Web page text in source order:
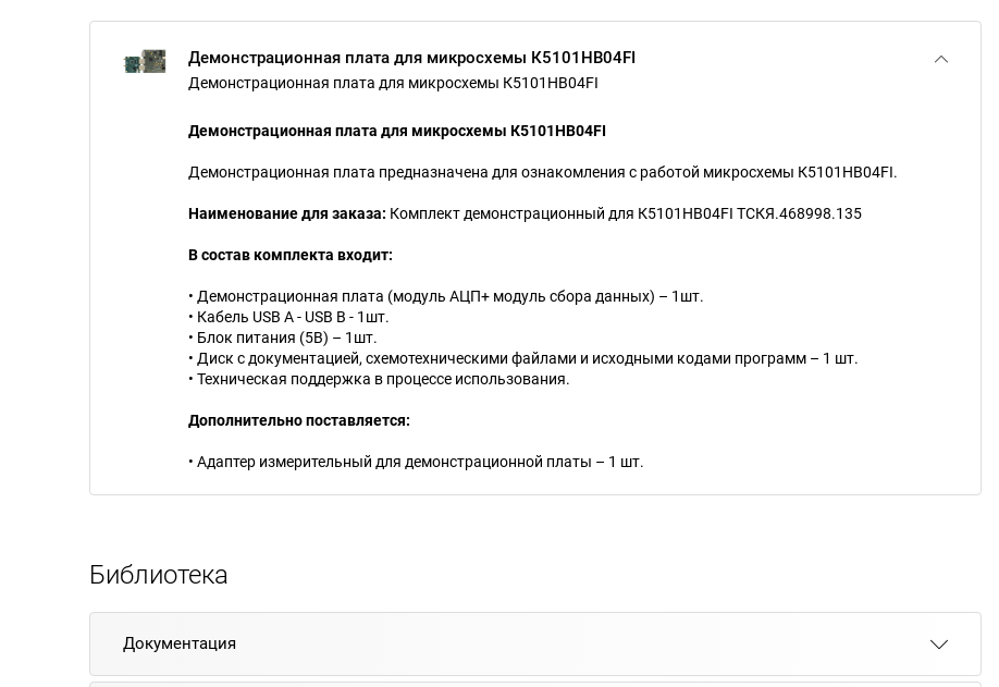
Демонстрационная плата для микросхемы К5101НВ04FI
Демонстрационная плата для микросхемы К5101НВ04FI
Демонстрационная плата для микросхемы К5101НВ04FI
Демонстрационная плата предназначена для ознакомления с работой микросхемы К5101НВ04FI.
Наименование для заказа: Комплект демонстрационный для К5101НВ04FI ТСКЯ.468998.135
В состав комплекта входит:
• Демонстрационная плата (модуль АЦП+ модуль сбора данных) – 1шт.
• Кабель USB A - USB B - 1шт.
• Блок питания (5В) – 1шт.
• Диск с документацией, схемотехническими файлами и исходными кодами программ – 1 шт.
• Техническая поддержка в процессе использования.
Дополнительно поставляется:
• Адаптер измерительный для демонстрационной платы – 1 шт.
Библиотека
Документация